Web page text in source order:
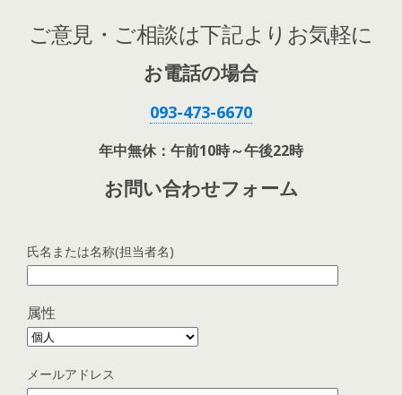
ご意見・ご相談は下記よりお気軽に
お電話の場合
093-473-6670
年中無休：午前10時～午後22時
お問い合わせフォーム
氏名または名称(担当者名)
属性
メールアドレス